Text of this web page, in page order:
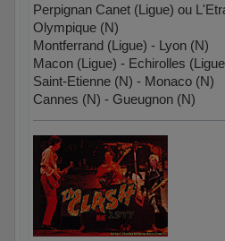
Perpignan Canet (Ligue) ou
Olympique (N)
Montferrand (Ligue) - Lyon (N)
Macon (Ligue) - Echirolles
Saint-Etienne (N) - Monaco (N)
Cannes (N) - Gueugnon (N)